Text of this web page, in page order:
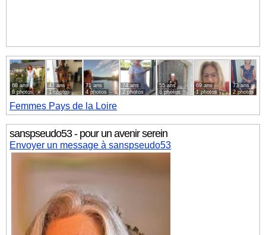
68 ans
6 photos
47 ans
1 photos
71 ans
4 photos
74 ans
2 photos
55 ans
8 photos
69 ans
1 photos
73 ans
2 photos
Femmes Pays de la Loire
sanspseudo53 - pour un avenir serein
Envoyer un message à sanspseudo53